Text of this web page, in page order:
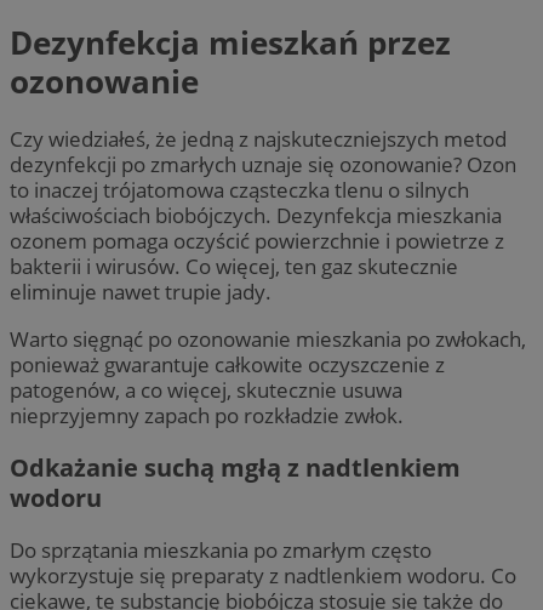
Dezynfekcja mieszkań przez
ozonowanie
Czy wiedziałeś, że jedną z najskuteczniejszych metod
dezynfekcji po zmarłych uznaje się ozonowanie? Ozon
to inaczej trójatomowa cząsteczka tlenu o silnych
właściwościach biobójczych. Dezynfekcja mieszkania
ozonem pomaga oczyścić powierzchnie i powietrze z
bakterii i wirusów. Co więcej, ten gaz skutecznie
eliminuje nawet trupie jady.
Warto sięgnąć po ozonowanie mieszkania po zwłokach,
ponieważ gwarantuje całkowite oczyszczenie z
patogenów, a co więcej, skutecznie usuwa
nieprzyjemny zapach po rozkładzie zwłok.
Odkażanie suchą mgłą z nadtlenkiem
wodoru
Do sprzątania mieszkania po zmarłym często
wykorzystuje się preparaty z nadtlenkiem wodoru. Co
ciekawe, tę substancję biobójczą stosuje się także do